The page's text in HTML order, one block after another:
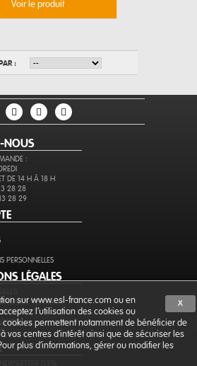
voir le produit
:
NOUS
:
DE 14 H À 18 H
28 28
28 29
PERSONNELLES
LÉGALES
DE VENTE
D'ESL
X
sur www.esl-france.com ou en
l’utilisation des cookies ou
permettent notamment de bénéficier de
vos centres d'intérêt ainsi que de sécuriser les
plus d'informations, gérer ou modifier les